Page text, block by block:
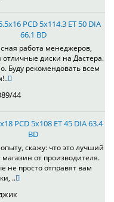
PCD 5x114.3 ET 50 DIA
66.1 BD
работа менеджеров,
отличные диски на Дастера.
Буду рекомендовать всем
44
PCD 5x108 ET 45 DIA 63.4
BD
скажу: что это лучший
магазин от производителя.
не просто отправят вам
..